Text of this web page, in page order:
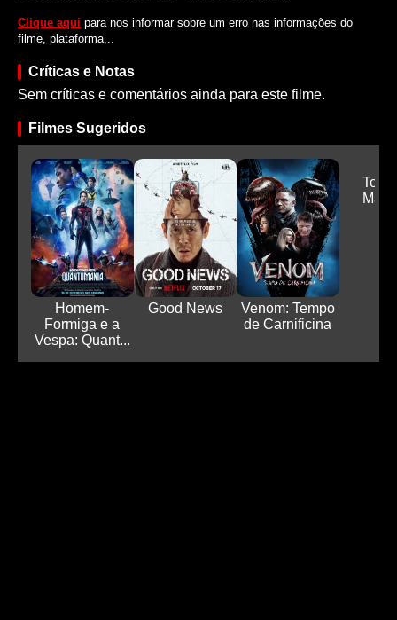
Clique aqui para nos informar sobre um erro nas informações do
filme, plataforma,..
Críticas e Notas
Sem críticas e comentários ainda para este filme.
Filmes Sugeridos
Homem-
Formiga e a
Vespa: Quant...
Good News
Venom: Tempo
de Carnificina
Top